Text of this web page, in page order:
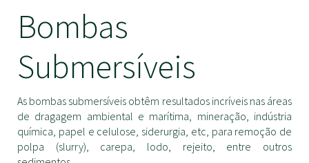
Bombas
Submersíveis
As bombas submersíveis obtêm resultados incríveis nas áreas
de dragagem ambiental e marítima, mineração, indústria
química, papel e celulose, siderurgia, etc, para remoção de
polpa (slurry), carepa, lodo, rejeito, entre outros